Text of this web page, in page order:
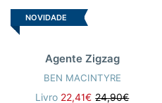
NOVIDADE
Agente Zigzag
BEN MACINTYRE
Livro 22,41€ 24,90€